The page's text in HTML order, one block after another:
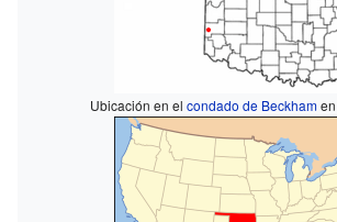
Ubicación en elcondado de Beckham